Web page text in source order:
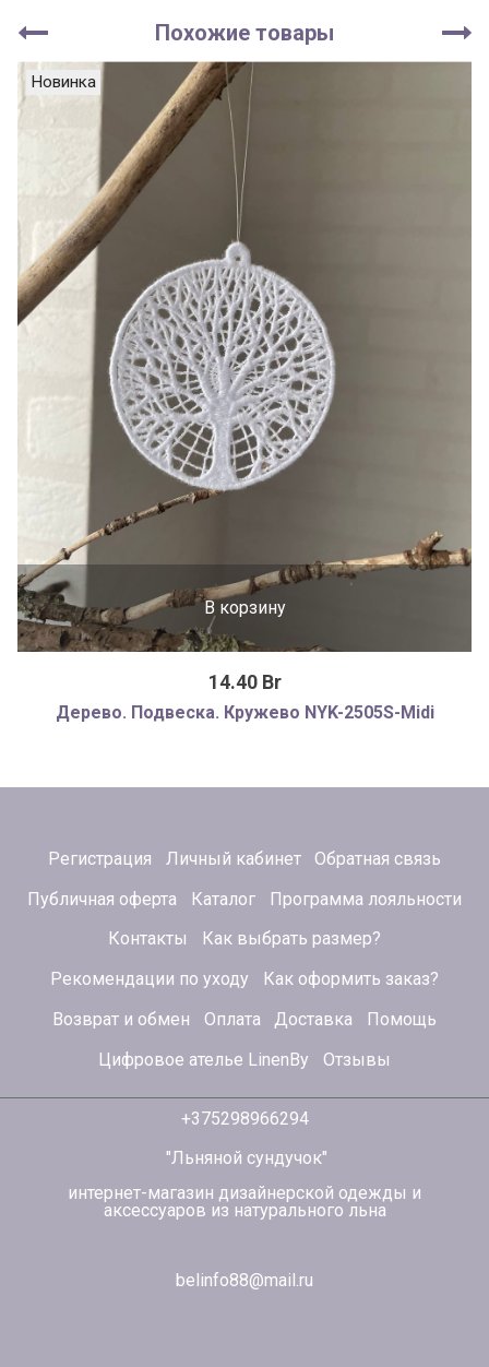
Похожие товары
В корзину
Новинка
14.40 Br
Дерево. Подвеска. Кружево NYK-2505S-Midi
Регистрация Личный кабинет
Обратная связь
Публичная оферта
Каталог
Программа лояльности
Контакты
Как выбрать размер?
Рекомендации по уходу
Как оформить заказ?
Возврат и обмен
Оплата Доставка
Помощь
Цифровое ателье LinenBy
Отзывы
+375298966294
"Льняной сундучок"
интернет-магазин дизайнерской одежды и
аксессуаров из натурального льна
belinfo88@mail.ru